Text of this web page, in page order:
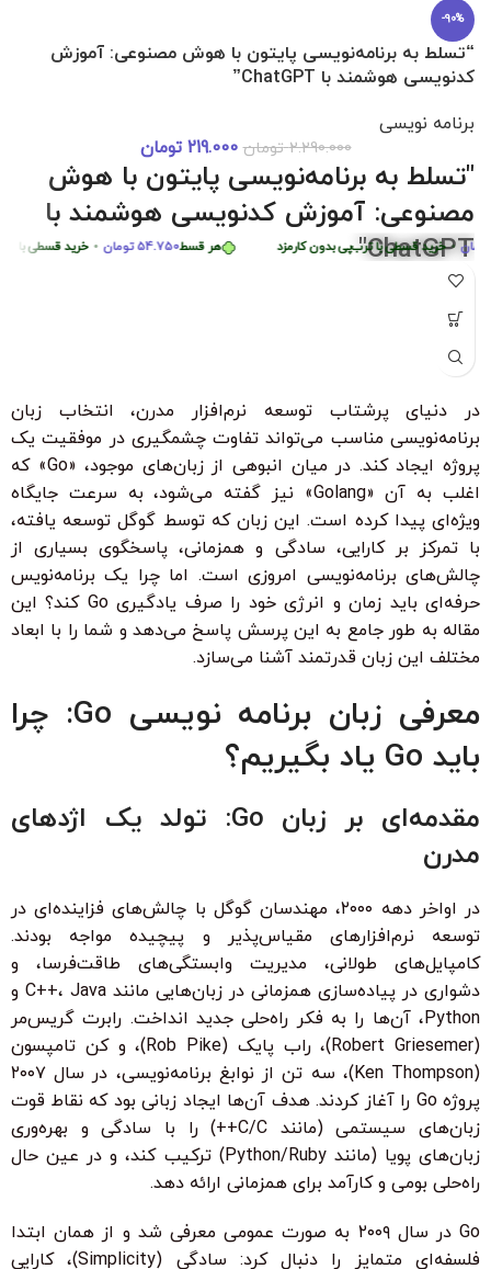
هر قسط 54.750تومان • خرید قسطی با ترب‌پی خرید قسطی با ترب‌پی بدون کارمزد
-90%
“تسلط به برنامه‌نویسی پایتون با هوش مصنوعی: آموزش
کدنویسی هوشمند با ChatGPT”
برنامه نویسی
2.290.000 تومان 219.000 تومان
"تسلط به برنامه‌نویسی پایتون با هوش
مصنوعی: آموزش کدنویسی هوشمند با
ChatGPT"
"با شرکت در این دوره جامع و کاربردی، به راحتی مهارت‌های
برنامه‌نویسی پایتون را از سطح مبتدی تا پیشرفته با کمک هوش
آموزشی، شما را قادر می‌سازد تا به سرعت الگوریتم‌های پیچیده را
سطوح با زیرنویس فارسی حرفه‌ای و امکان دانلود و تماشای آنلاین."
ویژگی‌های کلیدی:
بدون نیاز به تجربه قبلی برنامه‌نویسی
زیرنویس فارسی با ترجمه حرفه‌ای
خرید قسطی با ترب‌پی بدون کارمزد
هر قسط449.975تومان • خرید قسطی با ترب‌پی بدون کارمزد
در دنیای پرشتاب توسعه نرم‌افزار مدرن، انتخاب زبان
برنامه‌نویسی مناسب می‌تواند تفاوت چشمگیری در موفقیت یک
پروژه ایجاد کند. در میان انبوهی از زبان‌های موجود، «Go» که
اغلب به آن «Golang» نیز گفته می‌شود، به سرعت جایگاه
ویژه‌ای پیدا کرده است. این زبان که توسط گوگل توسعه یافته،
با تمرکز بر کارایی، سادگی و همزمانی، پاسخگوی بسیاری از
چالش‌های برنامه‌نویسی امروزی است. اما چرا یک برنامه‌نویس
حرفه‌ای باید زمان و انرژی خود را صرف یادگیری Go کند؟ این
مقاله به طور جامع به این پرسش پاسخ می‌دهد و شما را با ابعاد
مختلف این زبان قدرتمند آشنا می‌سازد.
معرفی زبان برنامه نویسی Go: چرا
باید Go یاد بگیریم؟
مقدمه‌ای بر زبان Go: تولد یک اژدهای
مدرن
در اواخر دهه ۲۰۰۰، مهندسان گوگل با چالش‌های فزاینده‌ای در
توسعه نرم‌افزارهای مقیاس‌پذیر و پیچیده مواجه بودند.
کامپایل‌های طولانی، مدیریت وابستگی‌های طاقت‌فرسا، و
دشواری در پیاده‌سازی همزمانی در زبان‌هایی مانند C++، Java و
Python، آن‌ها را به فکر راه‌حلی جدید انداخت. رابرت گریس‌مر
(Robert Griesemer)، راب پایک (Rob Pike)، و کن تامپسون
(Ken Thompson)، سه تن از نوابغ برنامه‌نویسی، در سال ۲۰۰۷
پروژه Go را آغاز کردند. هدف آن‌ها ایجاد زبانی بود که نقاط قوت
زبان‌های سیستمی (مانند C/C++) را با سادگی و بهره‌وری
زبان‌های پویا (مانند Python/Ruby) ترکیب کند، و در عین حال
راه‌حلی بومی و کارآمد برای همزمانی ارائه دهد.
Go در سال ۲۰۰۹ به صورت عمومی معرفی شد و از همان ابتدا
فلسفه‌ای متمایز را دنبال کرد: سادگی (Simplicity)، کارایی